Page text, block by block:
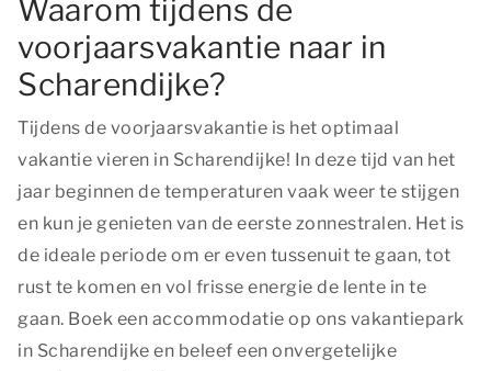
Waarom tijdens de
voorjaarsvakantie naar in
Scharendijke?
Tijdens de voorjaarsvakantie is het optimaal
vakantie vieren in Scharendijke! In deze tijd van het
jaar beginnen de temperaturen vaak weer te stijgen
en kun je genieten van de eerste zonnestralen. Het is
de ideale periode om er even tussenuit te gaan, tot
rust te komen en vol frisse energie de lente in te
gaan. Boek een accommodatie op ons vakantiepark
in Scharendijke en beleef een onvergetelijke